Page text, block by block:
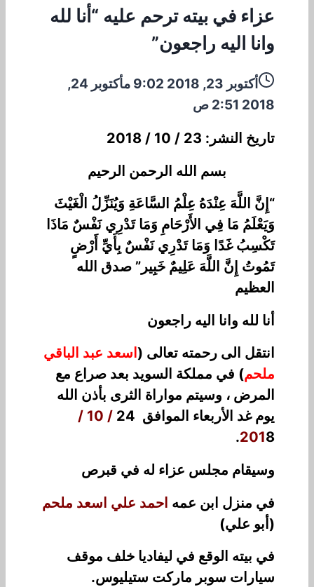
عزاء في بيته ترحم عليه “أنا لله
وانا اليه راجعون”
أكتوبر 23, 2018 9:02 م
أكتوبر 24,
2018 2:51 ص
تاريخ النشر: 23 / 10 / 2018
بسم الله الرحمن الرحيم
“إِنَّ اللَّهَ عِنْدَهُ عِلْمُ السَّاعَةِ وَيُنَزِّلُ الْغَيْثَ
وَيَعْلَمُ مَا فِي الأَرْحَامِ وَمَا تَدْرِي نَفْسٌ مَاذَا
تَكْسِبُ غَدًا وَمَا تَدْرِي نَفْسٌ بِأَيِّ أَرْضٍ
تَمُوتُ إِنَّ اللَّهَ عَلِيمٌ خَبِير” صدق الله
العظيم
أنا لله وانا اليه راجعون
انتقل الى رحمته تعالى ( اسعد عبد الباقي
ملحم) في مملكة السويد بعد صراع مع
المرض ، وسيتم مواراة الثرى بأذن الله
يوم غد الأربعاء الموافق 24
/ 10 /
2018.
وسيقام مجلس عزاء له في قبرص
في منزل ابن عمه احمد علي اسعد ملحم
(أبو علي)
في بيته الوقع في ليفاديا خلف موقف
سيارات سوبر ماركت ستيليوس.